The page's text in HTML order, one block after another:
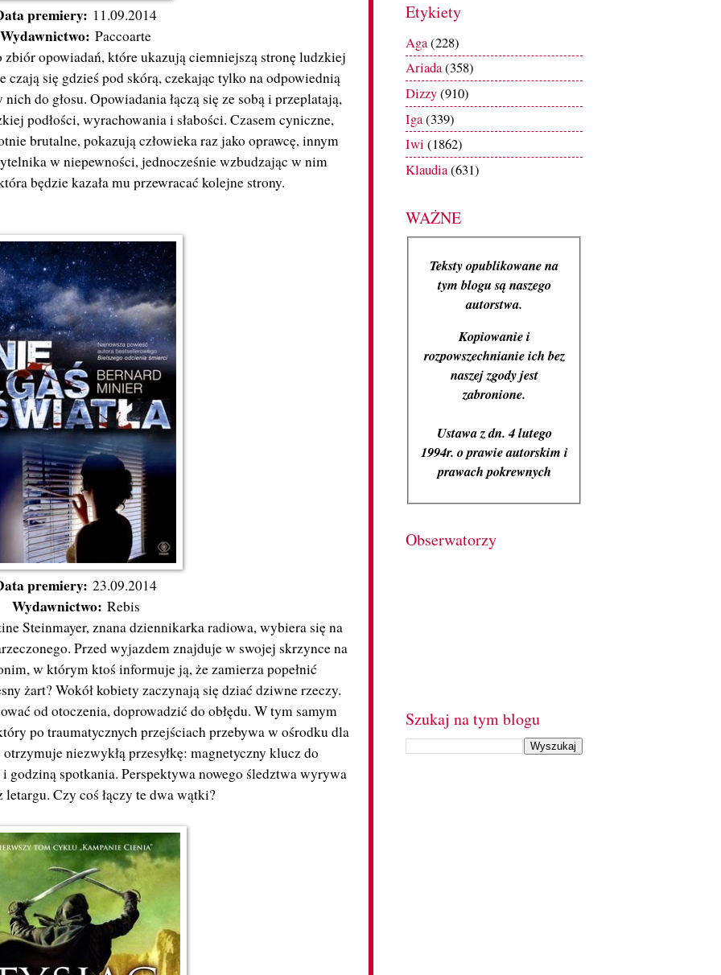
premiery: 11.09.2014
Wydawnictwo: Paccoarte
opowiadań, które ukazują ciemniejszą stronę ludzkiej
się gdzieś pod skórą, czekając tylko na odpowiednią
do głosu. Opowiadania łączą się ze sobą i przeplatają,
podłości, wyrachowania i słabości. Czasem cyniczne,
brutalne, pokazują człowieka raz jako oprawcę, innym
w niepewności, jednocześnie wzbudzając w nim
będzie kazała mu przewracać kolejne strony.
premiery: 23.09.2014
Wydawnictwo: Rebis
Steinmayer, znana dziennikarka radiowa, wybiera się na
Przed wyjazdem znajduje w swojej skrzynce na
w którym ktoś informuje ją, że zamierza popełnić
żart? Wokół kobiety zaczynają się dziać dziwne rzeczy.
od otoczenia, doprowadzić do obłędu. W tym samym
po traumatycznych przejściach przebywa w ośrodku dla
niezwykłą przesyłkę: magnetyczny klucz do
godziną spotkania. Perspektywa nowego śledztwa wyrywa
Czy coś łączy te dwa wątki?
Etykiety
Aga(228)
Ariada(358)
Dizzy(910)
Iga(339)
Iwi (1862)
Klaudia(631)
WAŻNE
Teksty opublikowane na
tym blogu są naszego
autorstwa.
Kopiowanie i
rozpowszechnianie ich bez
naszej zgody jest
zabronione.
Ustawa z dn. 4 lutego
1994r. o prawie autorskim i
prawach pokrewnych
Obserwatorzy
Szukaj na tym blogu